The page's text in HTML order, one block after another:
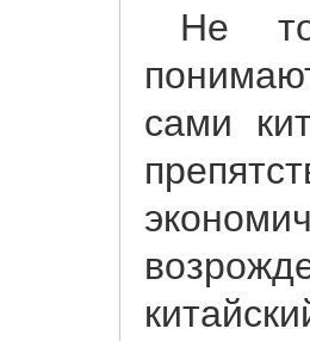
Не
сами